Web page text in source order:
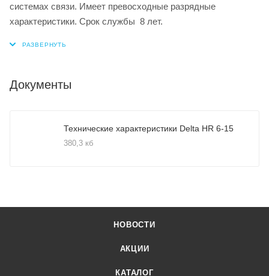
системах связи. Имеет превосходные разрядные
характеристики. Срок службы 8 лет.
Документы
Технические характеристики Delta HR 6-15
380,3 кб
НОВОСТИ
АКЦИИ
КАТАЛОГ